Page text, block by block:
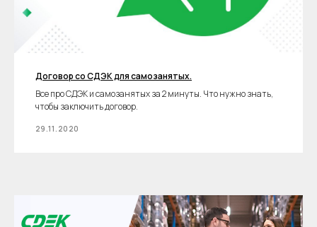
Договор со СДЭК для самозанятых.
Все про СДЭК и самозанятых за 2 минуты. Что нужно знать,
чтобы заключить договор.
29.11.2020